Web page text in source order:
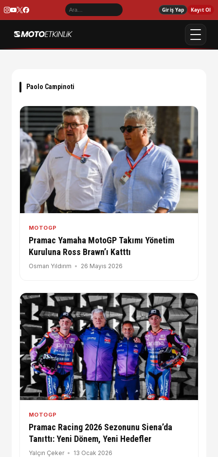
Giriş Yap Kayıt Ol
Paolo Campinoti
MOTOGP
Pramac Yamaha MotoGP Takımı Yönetim
Kuruluna Ross Brawn’ı Katttı
Osman Yıldırım 26 Mayıs 2026
MOTOGP
Pramac Racing 2026 Sezonunu Siena’da
Tanıttı: Yeni Dönem, Yeni Hedefler
Yalçın Çeker 13 Ocak 2026